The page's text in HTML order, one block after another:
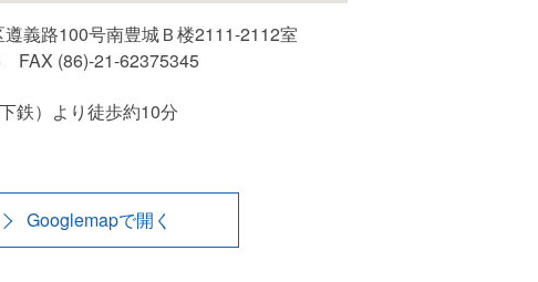
義路100号南豊城Ｂ楼2111-2112室
FAX (86)-21-62375345
鉄）より徒歩約10分
Googlemapで開く